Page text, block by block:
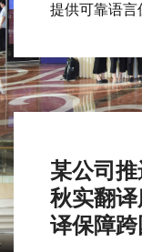
提供可靠语言
某公司
秋实翻
译保障